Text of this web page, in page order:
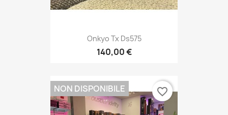
Onkyo Tx Ds575
140,00 €
NON DISPONIBILE favorite_border